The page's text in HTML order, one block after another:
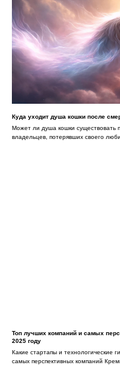
Куда уходит душа кошки после
Может ли душа кошки существовать
владельцев, потерявших своего
Топ лучших компаний и самых
2025 году
Какие стартапы и технологические
самых перспективных компаний